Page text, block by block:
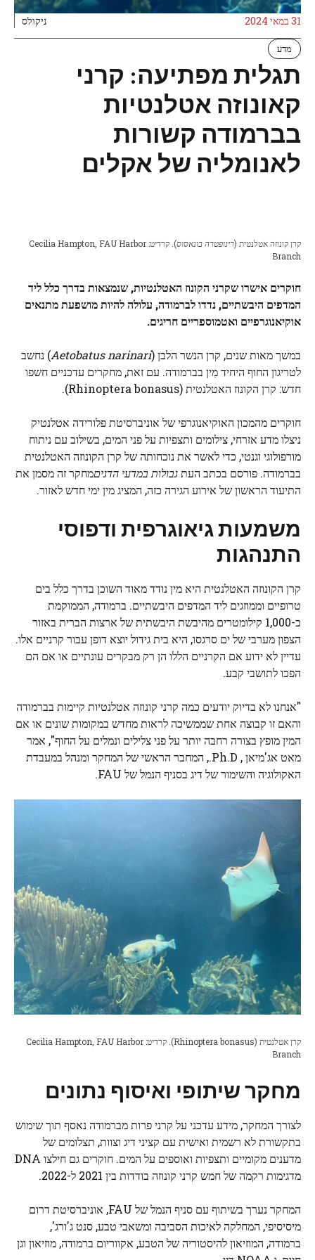
31 במאי 2024 ניקולס
מדע
תגלית מפתיעה: קרני
קאונוזה אטלנטיות
בברמודה קשורות
לאנומליה של אקלים
קרן קונוזה אטלנטית (רינופטרה בונאסוס
). קרדיט: Cecilia Hampton, FAU Harbor
Branch
חוקרים אישרו שקרני הקונוז האטלנטיות, שנמצאות בדרך כלל ליד
המדפים היבשתיים, נדדו לברמודה, עלולה להיות מושפעת מתנאים
אוקיאנוגרפיים ואטמוספריים חריגים.
במשך מאות שנים, קרן הנשר הלבן (Aetobatus narinari) נחשב
לטריגון החוף היחידמִין בברמודה. עם זאת, מחקרים עדכניים חשפו
חדש: קרן הקונוז האטלנטית (Rhinoptera bonasus).
חוקרים מהמכון האוקיאנוגרפי של אוניברסיטת פלורידה אטלנטיק
ניצלו מדע אזרחי, צילומים ותצפיות על פני המים, בשילוב עם ניתוח
מורפולוגי וגנטי, כדי לאשר את נוכחותה של קרן הקונוזה האטלנטית
בברמודה. פורסם בכתב העתגבולות במדעי הדגיםמחקר זה מסמן את
התיעוד הראשון של אירוע הגירה כזה, המציג מין ימי חדש לאזור.
משמעות גיאוגרפית ודפוסי
התנהגות
קרן הקונוזה האטלנטית היא מין נודד מאוד השוכן בדרך כלל בים
טרופיים וממוזגים ליד המדפים היבשתיים. ברמודה, הממוקמת
כ-1,000 קילומטרים מהיבשת היבשתית של ארצות הברית באזור
הצפון מערבי של ים סרגסו, היא בית גידול יוצא דופן עבור קרניים אלו.
עדיין לא ידוע אם הקרניים הללו הן רק מבקרים עונתיים או אם הם
הפכו לתושבי קבע.
"אנחנו לא בדיוק יודעים כמה קרני קונוזה אטלנטיות קיימות בברמודה
והאם זו קבוצה אחת שממשיכה לראות מחדש במקומות שונים או אם
המין מופץ בצורה רחבה יותר על פני צלילים ונמלים על החוף", אמר
מאט אג'מיאן , Ph.D., המחבר הראשי של המחקר ומנהל במעבדת
האקולוגיה והשימור של דיג בסניף הנמל של FAU.
קרן אטלנטית (Rhinoptera bonasus). קרדיט: Cecilia Hampton, FAU Harbor
Branch
מחקר שיתופי ואיסוף נתונים
לצורך המחקר, מידע עדכני על קרני פרות מברמודה נאסף תוך שימוש
בתקשורת לא רשמית ואישית עם קציני דיג וצוות, תצלומים של
מדענים מקומיים ותצפיות ואוספים על המים. חוקרים גם חילצו DNA
מדגימות רקמה של חמש קרני קונוזה בודדות בין 2021 ל-2022.
המחקר נערך בשיתוף עם סניף הנמל של FAU, אוניברסיטת דרום
מיסיסיפי, המחלקה לאיכות הסביבה ומשאבי טבע, סנט ג'ורג',
ברמודה, המוזיאון להיסטוריה של הטבע, אקווריום ברמודה, מוזיאון וגן